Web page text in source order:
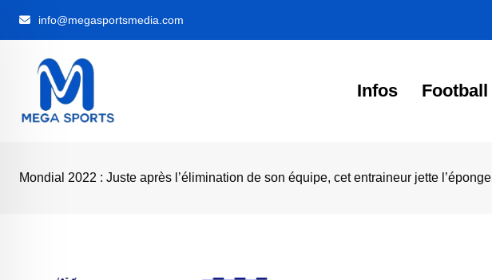
info@megasportsmedia.com
Infos Football
Mondial 2022 : Juste après l’élimination de son équipe, cet entraineur jette l’éponge